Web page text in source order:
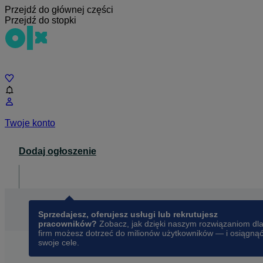
Przejdź do głównej części
Przejdź do stopki
Twoje konto
Dodaj ogłoszenie
Sprzedajesz, oferujesz usługi lub rekrutujesz
pracowników? Zobacz, jak dzięki naszym rozwiązaniom dla
firm możesz dotrzeć do milionów użytkowników — i osiągnąć
swoje cele.